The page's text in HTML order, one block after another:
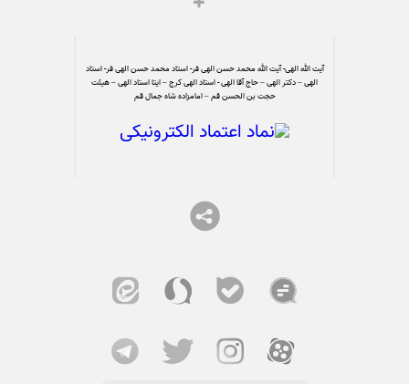
آیت الله الهی- آیت الله محمد حسن الهی فر- استاد محمد حسن الهی فر- استاد
الهی – دکتر الهی – حاج آقا الهی - استاد الهی کرج – ایتا استاد الهی – هیئت
حجت بن الحسن قم – امامزاده شاه جمال قم